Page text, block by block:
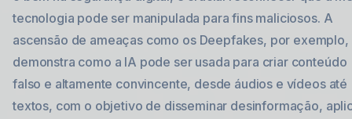
tecnologia pode ser manipulada para fins maliciosos. A
ascensão de ameaças como os Deepfakes, por exemplo,
demonstra como a IA pode ser usada para criar conteúdo
falso e altamente convincente, desde áudios e vídeos até
textos, com o objetivo de disseminar desinformação,